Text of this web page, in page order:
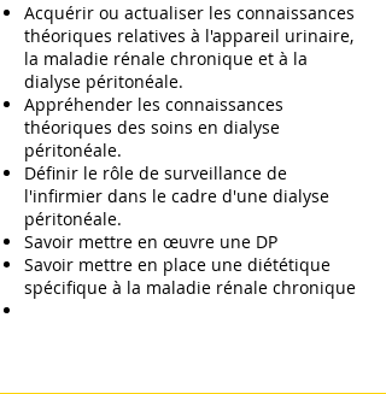
Acquérir ou actualiser les connaissances
théoriques relatives à l'appareil urinaire,
la maladie rénale chronique et à la
dialyse péritonéale.
Appréhender les connaissances
théoriques des soins en dialyse
péritonéale.
Définir le rôle de surveillance de
l'infirmier dans le cadre d'une dialyse
péritonéale.
Savoir mettre en œuvre une DP
Savoir mettre en place une diététique
spécifique à la maladie rénale chronique